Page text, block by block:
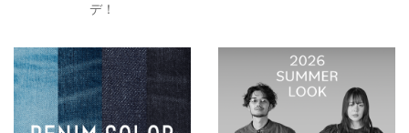
デ！